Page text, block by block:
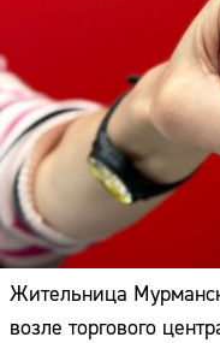
Жительница
возле торгового